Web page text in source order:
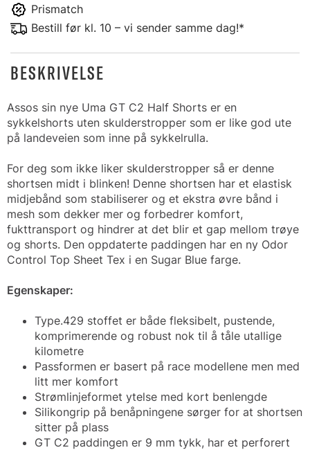
Prismatch
Bestill før kl. 10 – vi sender samme dag!*
BESKRIVELSE
Assos sin nye Uma GT C2 Half Shorts er en
sykkelshorts uten skulderstropper som er like god ute
på landeveien som inne på sykkelrulla.
For deg som ikke liker skulderstropper så er denne
shortsen midt i blinken! Denne shortsen har et elastisk
midjebånd som stabiliserer og et ekstra øvre bånd i
mesh som dekker mer og forbedrer komfort,
fukttransport og hindrer at det blir et gap mellom trøye
og shorts. Den oppdaterte paddingen har en ny Odor
Control Top Sheet Tex i en Sugar Blue farge.
Egenskaper:
Type.429 stoffet er både fleksibelt, pustende,
komprimerende og robust nok til å tåle utallige
kilometre
Passformen er basert på race modellene men med
litt mer komfort
Strømlinjeformet ytelse med kort benlengde
Silikongrip på benåpningene sørger for at shortsen
sitter på plass
GT C2 paddingen er 9 mm tykk, har et perforert